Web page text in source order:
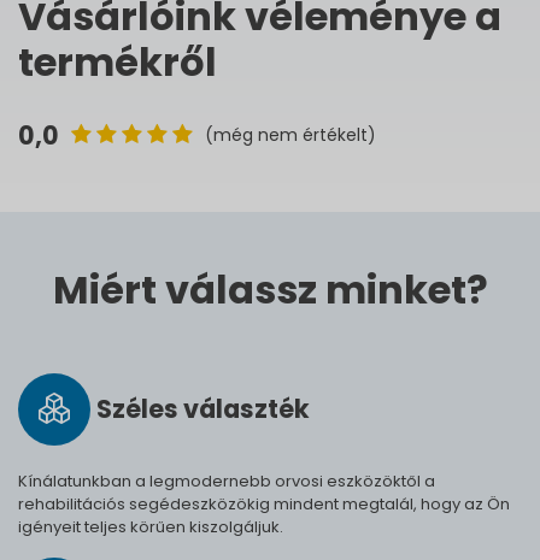
Vásárlóink véleménye a
termékről
0,0 (még nem értékelt)
Miért válassz minket?
Széles vá­lasz­ték
Kínálatunkban a legmodernebb orvosi eszközöktől a
rehabilitációs segédeszközökig mindent megtalál, hogy az Ön
igényeit teljes körűen kiszolgáljuk.